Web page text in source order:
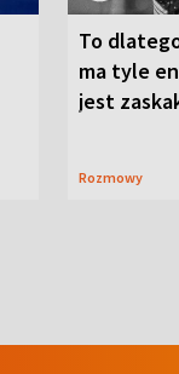
To
ma tyle
jest
Rozmowy